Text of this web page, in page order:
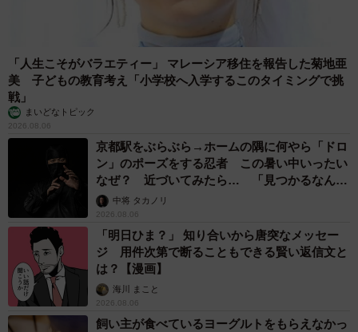
「人生こそがバラエティー」 マレーシア移住を報告した菊地亜
美 子どもの教育考え「小学校へ入学するこのタイミングで挑
戦」
まいどなトピック
2026.08.06
京都駅をぶらぶら→ホームの隅に何やら「ドロ
ン」のポーズをする忍者 この暑い中いったい
なぜ？ 近づいてみたら… 「見つかるなんて
未熟」中将 タカノリ
2026.08.06
「明日ひま？」 知り合いから唐突なメッセー
ジ 用件次第で断ることもできる賢い返信文と
は？【漫画】
海川 まこと
2026.08.06
飼い主が食べているヨーグルトをもらえなかっ